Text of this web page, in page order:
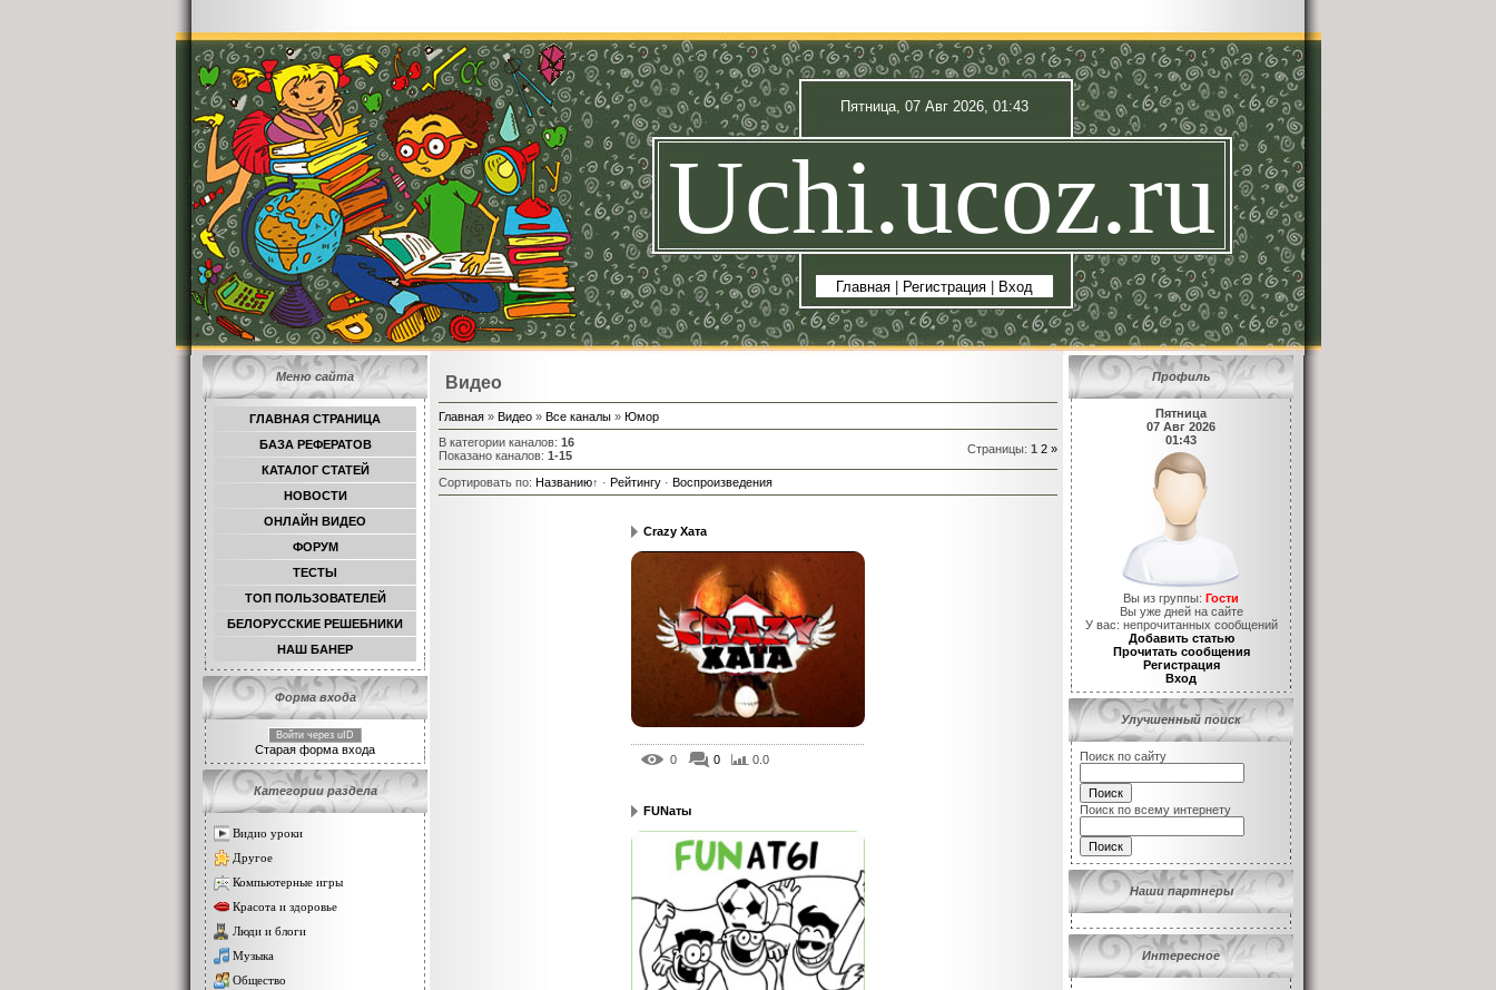
Пятница, 07 Авг 2026, 01:43
Uchi.ucoz.ru
Главная Регистрация Вход
Меню сайта
ГЛАВНАЯ СТРАНИЦА
БАЗА РЕФЕРАТОВ
КАТАЛОГ СТАТЕЙ
НОВОСТИ
ОНЛАЙН ВИДЕО
ФОРУМ
ТЕСТЫ
TОП ПОЛЬЗОВАТЕЛЕЙ
БЕЛОРУССКИЕ РЕШЕБНИКИ
НАШ БАНЕР
Форма входа
Войти через uID
Старая форма входа
Категории раздела
Видио уроки
Другое
Компьютерные игры
Красота и здоровье
Люди и блоги
Музыка
Общество
Видео
Главная » Видео » Все каналы » Юмор
В категории каналов: 16
Показано каналов: 1-15 Страницы: 1 2 »
Сортировать по: Названию↑ · Рейтингу · Воспроизведения
Crazy Хата
0 0 0.0
FUNаты
Профиль
Пятница
07 Авг 2026
01:43
Вы из группы: Гости
Вы уже дней на сайте
У вас: непрочитанных сообщений
Добавить статью
Прочитать сообщения
Регистрация
Вход
Улучшенный поиск
Поиск по сайту
Поиск по всему интернету
Наши партнеры
Интересное